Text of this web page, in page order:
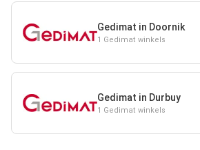
Gedimat in Doornik
1 Gedimat winkels
Gedimat in Durbuy
1 Gedimat winkels